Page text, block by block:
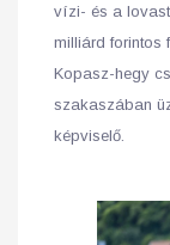
vízi- és a
milliárd forintos
Kopasz-hegy
szakaszában
képviselő.